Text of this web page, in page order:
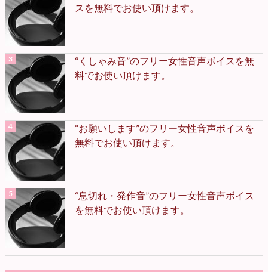
スを無料でお使い頂けます。
“くしゃみ音”のフリー女性音声ボイスを無
料でお使い頂けます。
“お願いします”のフリー女性音声ボイスを
無料でお使い頂けます。
“息切れ・発作音”のフリー女性音声ボイス
を無料でお使い頂けます。